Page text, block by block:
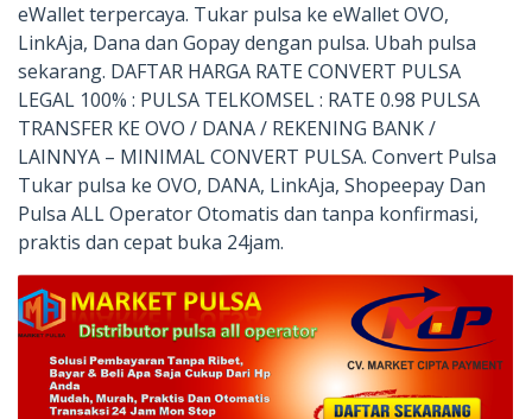
eWallet terpercaya. Tukar pulsa ke eWallet OVO,
LinkAja, Dana dan Gopay dengan pulsa. Ubah pulsa
sekarang. DAFTAR HARGA RATE CONVERT PULSA
LEGAL 100% : PULSA TELKOMSEL : RATE 0.98 PULSA
TRANSFER KE OVO / DANA / REKENING BANK /
LAINNYA – MINIMAL CONVERT PULSA. Convert Pulsa
Tukar pulsa ke OVO, DANA, LinkAja, Shopeepay Dan
Pulsa ALL Operator Otomatis dan tanpa konfirmasi,
praktis dan cepat buka 24jam.